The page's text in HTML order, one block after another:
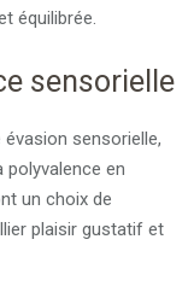
équilibrée.
sensorielle
sensorielle,
polyvalence en
un choix de
plaisir gustatif et